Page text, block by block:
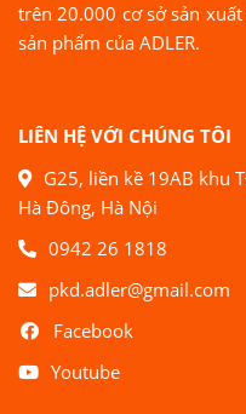
trên 20.000 cơ sở sản
sản phẩm của ADLER.
LIÊN HỆ VỚI CHÚNG TÔI
G25, liền kề 19AB khu
Hà Đông, Hà Nội
0942 26 1818
pkd.adler@gmail.com
Facebook
Youtube